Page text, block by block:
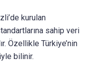
kurulan
sahip veri
Özellikle Türkiye’nin
bilinir.